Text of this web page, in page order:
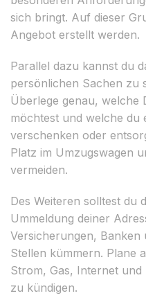
sich bringt. Auf dieser
Angebot erstellt werden.
Parallel dazu kannst du
persönlichen Sachen zu
Überlege genau, welche
möchtest und welche du
verschenken oder
Platz im Umzugswagen
vermeiden.
Des Weiteren solltest du
Ummeldung deiner
Versicherungen, Banken
Stellen kümmern. Plane
Strom, Gas, Internet
zu kündigen.